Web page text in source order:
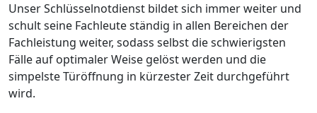
Unser Schlüsselnotdienst bildet sich immer weiter und
schult seine Fachleute ständig in allen Bereichen der
Fachleistung weiter, sodass selbst die schwierigsten
Fälle auf optimaler Weise gelöst werden und die
simpelste Türöffnung in kürzester Zeit durchgeführt
wird.